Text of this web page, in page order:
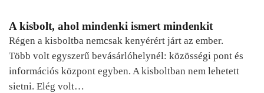
A kisbolt, ahol mindenki ismert mindenkit
Régen a kisboltba nemcsak kenyérért járt az ember.
Több volt egyszerű bevásárlóhelynél: közösségi pont és
információs központ egyben. A kisboltban nem lehetett
sietni. Elég volt…